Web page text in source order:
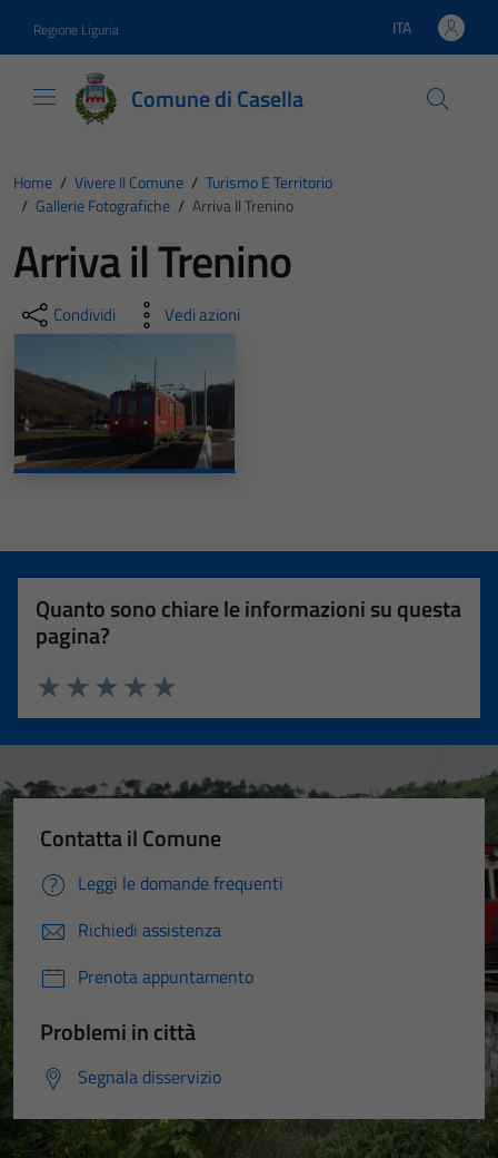
Regione Liguria Lingua attiva:
ITA
Comune di Casella
Home / Vivere Il Comune / Turismo E Territorio
/ Gallerie Fotografiche / Arriva Il Trenino
Arriva il Trenino
Condividi Vedi azioni
Quanto sono chiare le informazioni su questa
pagina?
Valuta 5 stelle su 5
Valuta 4 stelle su 5
Valuta 3 stelle su 5
Valuta 2 stelle su 5
Valuta 1 stelle su 5
Contatta il Comune
Leggi le domande frequenti
Richiedi assistenza
Prenota appuntamento
Problemi in città
Segnala disservizio